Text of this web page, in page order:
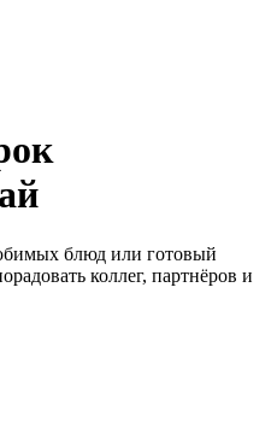
блюд или готовый
коллег, партнёров и